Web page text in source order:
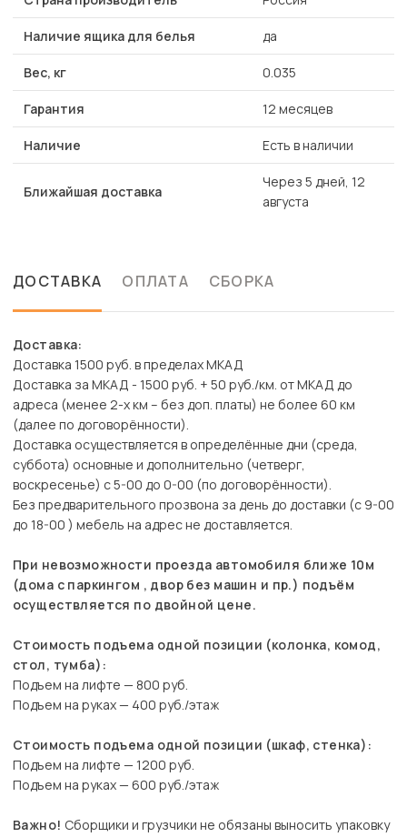
Наличие ящика для белья да
Вес, кг 0.035
Гарантия 12 месяцев
Наличие Есть в наличии
Ближайшая доставка
Через 5 дней, 12
августа
ДОСТАВКА ОПЛАТА СБОРКА
Доставка:
Доставка 1500 руб. в пределах МКАД
Доставка за МКАД - 1500 руб. + 50 руб./км. от МКАД до
адреса (менее 2-х км – без доп. платы) не более 60 км
(далее по договорённости).
Доставка осуществляется в определённые дни (среда,
суббота) основные и дополнительно (четверг,
воскресенье) с 5-00 до 0-00 (по договорённости).
Без предварительного прозвона за день до доставки (с 9-00
до 18-00 ) мебель на адрес не доставляется.
При невозможности проезда автомобиля ближе 10м
(дома с паркингом , двор без машин и пр.) подъём
осуществляется по двойной цене.
Стоимость подъема одной позиции (колонка, комод,
стол, тумба):
Подъем на лифте — 800 руб.
Подъем на руках — 400 руб./этаж
Стоимость подъема одной позиции (шкаф, стенка):
Подъем на лифте — 1200 руб.
Подъем на руках — 600 руб./этаж
Важно! Сборщики и грузчики не обязаны выносить упаковку